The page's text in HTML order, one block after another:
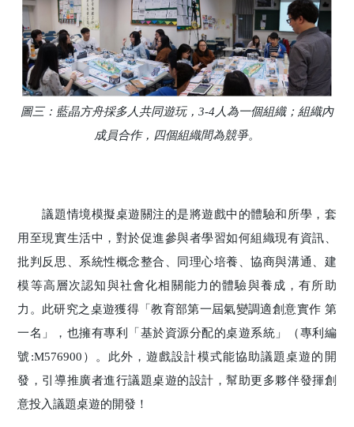
圖三：藍晶方舟採多人共同遊玩，3-4人為一個組織；組織內
成員合作，四個組織間為競爭。
議題情境模擬桌遊關注的是將遊戲中的體驗和所學，套
用至現實生活中，對於促進參與者學習如何組織現有資訊、
批判反思、系統性概念整合、同理心培養、協商與溝通、建
模等高層次認知與社會化相關能力的體驗與養成，有所助
力。此研究之桌遊獲得「教育部第一屆氣變調適創意實作 第
一名」，也擁有專利「基於資源分配的桌遊系統」（專利編
號:M576900）。此外，遊戲設計模式能協助議題桌遊的開
發，引導推廣者進行議題桌遊的設計，幫助更多夥伴發揮創
意投入議題桌遊的開發！